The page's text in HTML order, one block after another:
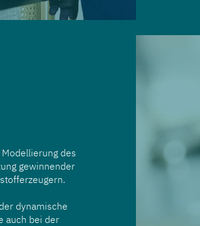
des
gewinnender
dynamische
auch bei der